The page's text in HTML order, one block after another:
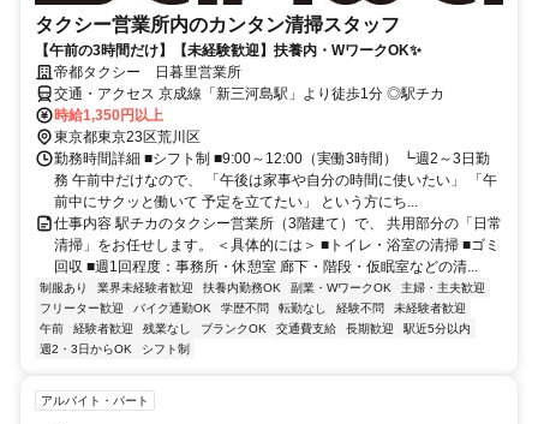
タクシー営業所内のカンタン清掃スタッフ
【午前の3時間だけ】【未経験歓迎】扶養内・WワークOK✨
帝都タクシー 日暮里営業所
交通・アクセス 京成線「新三河島駅」より徒歩1分 ◎駅チカ
時給1,350円以上
東京都東京23区荒川区
勤務時間詳細 ■シフト制 ■9:00～12:00（実働3時間） ┗週2～3日勤
務 午前中だけなので、 「午後は家事や自分の時間に使いたい」 「午
前中にサクッと働いて 予定を立てたい」 という方にち...
仕事内容 駅チカのタクシー営業所（3階建て）で、 共用部分の「日常
清掃」をお任せします。 ＜具体的には＞ ■トイレ・浴室の清掃 ■ゴミ
回収 ■週1回程度：事務所・休憩室 廊下・階段・仮眠室などの清...
制服あり 業界未経験者歓迎 扶養内勤務OK 副業・WワークOK
主婦・主夫歓迎
フリーター歓迎
バイク通勤OK 学歴不問 転勤なし 経験不問
未経験者歓迎
午前
経験者歓迎 残業なし ブランクOK 交通費支給 長期歓迎
駅近5分以内
週2・3日からOK
シフト制
アルバイト・パート